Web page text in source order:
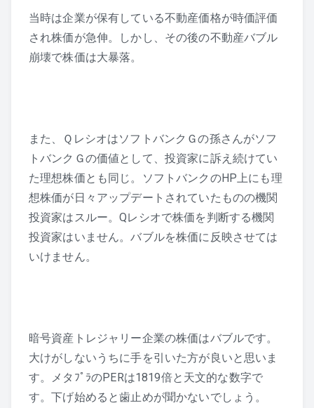
当時は企業が保有している不動産価格が時価評価
され株価が急伸。しかし、その後の不動産バブル
崩壊で株価は大暴落。
また、ＱレシオはソフトバンクＧの孫さんがソフ
トバンクＧの価値として、投資家に訴え続けてい
た理想株価とも同じ。ソフトバンクのHP上にも理
想株価が日々アップデートされていたものの機関
投資家はスルー。Qレシオで株価を判断する機関
投資家はいません。バブルを株価に反映させては
いけません。
暗号資産トレジャリー企業の株価はバブルです。
大けがしないうちに手を引いた方が良いと思いま
す。メタﾌﾟﾗのPERは1819倍と天文的な数字で
す。下げ始めると歯止めが聞かないでしょう。